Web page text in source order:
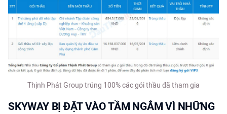
Thịnh Phát Group trúng 100% các gói thầu đã tham gia
SKYWAY BỊ ĐẶT VÀO TẦM NGẮM VÌ NHỮNG